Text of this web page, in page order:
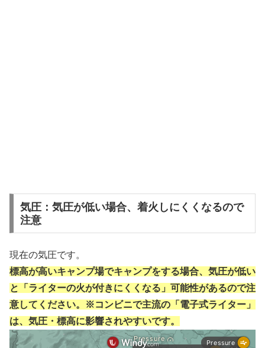
気圧：気圧が低い場合、着火しにくくなるので
注意
現在の気圧です。
標高が高いキャンプ場でキャンプをする場合、気圧が低い
と「ライターの火が付きにくくなる」可能性があるので注
意してください。※コンビニで主流の「電子式ライター」
は、気圧・標高に影響されやすいです。